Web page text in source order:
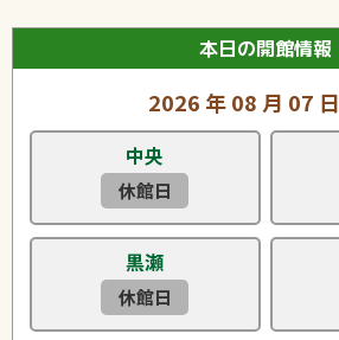
本日の開館情報
2026 年08 月 07 日
中央
休館日
黒瀬
休館日